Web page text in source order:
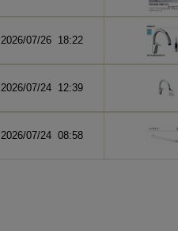
2026/07/26 18:22
2026/07/24 12:39
2026/07/24 08:58